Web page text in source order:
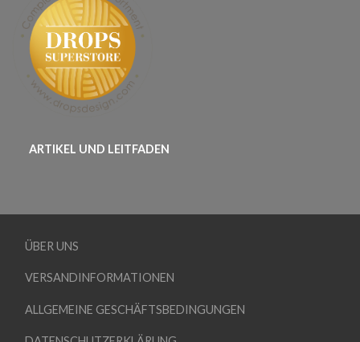
ARTIKEL UND LEITFADEN
ÜBER UNS
VERSANDINFORMATIONEN
ALLGEMEINE GESCHÄFTSBEDINGUNGEN